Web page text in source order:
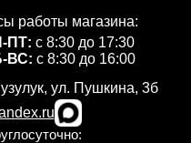
работы магазина:
ПТ: с 8:30 до 17:30
ВС: с 8:30 до 16:00
ул. Пушкина, 3б